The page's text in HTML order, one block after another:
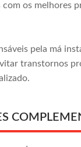
os melhores
pela má
transtornos